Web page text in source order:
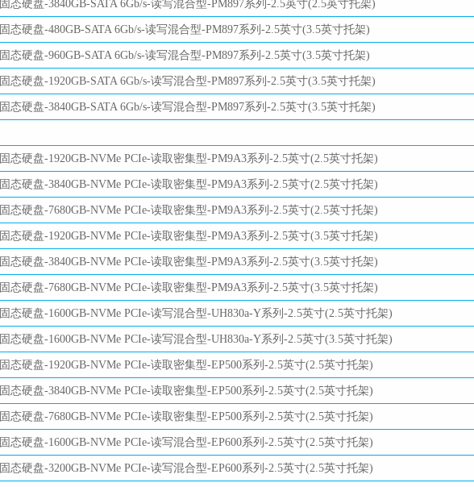
固态硬盘-3840GB-SATA 6Gb/s-读写混合型-PM897系列-2.5英寸(2.5英寸托架)
固态硬盘-480GB-SATA 6Gb/s-读写混合型-PM897系列-2.5英寸(3.5英寸托架)
固态硬盘-960GB-SATA 6Gb/s-读写混合型-PM897系列-2.5英寸(3.5英寸托架)
固态硬盘-1920GB-SATA 6Gb/s-读写混合型-PM897系列-2.5英寸(3.5英寸托架)
固态硬盘-3840GB-SATA 6Gb/s-读写混合型-PM897系列-2.5英寸(3.5英寸托架)
固态硬盘-1920GB-NVMe PCIe-读取密集型-PM9A3系列-2.5英寸(2.5英寸托架)
固态硬盘-3840GB-NVMe PCIe-读取密集型-PM9A3系列-2.5英寸(2.5英寸托架)
固态硬盘-7680GB-NVMe PCIe-读取密集型-PM9A3系列-2.5英寸(2.5英寸托架)
固态硬盘-1920GB-NVMe PCIe-读取密集型-PM9A3系列-2.5英寸(3.5英寸托架)
固态硬盘-3840GB-NVMe PCIe-读取密集型-PM9A3系列-2.5英寸(3.5英寸托架)
固态硬盘-7680GB-NVMe PCIe-读取密集型-PM9A3系列-2.5英寸(3.5英寸托架)
固态硬盘-1600GB-NVMe PCIe-读写混合型-UH830a-Y系列-2.5英寸(2.5英寸托架)
固态硬盘-1600GB-NVMe PCIe-读写混合型-UH830a-Y系列-2.5英寸(3.5英寸托架)
固态硬盘-1920GB-NVMe PCIe-读取密集型-EP500系列-2.5英寸(2.5英寸托架)
固态硬盘-3840GB-NVMe PCIe-读取密集型-EP500系列-2.5英寸(2.5英寸托架)
固态硬盘-7680GB-NVMe PCIe-读取密集型-EP500系列-2.5英寸(2.5英寸托架)
固态硬盘-1600GB-NVMe PCIe-读写混合型-EP600系列-2.5英寸(2.5英寸托架)
固态硬盘-3200GB-NVMe PCIe-读写混合型-EP600系列-2.5英寸(2.5英寸托架)